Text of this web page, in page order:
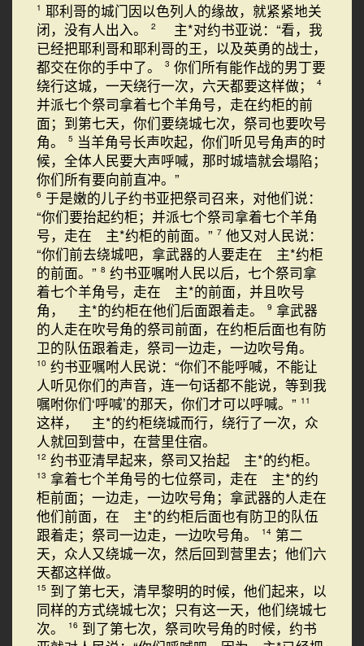
1 耶利哥的城门因以色列人的缘故，就紧紧地关
闭，没有人出入。
2
主*对约书亚说：“看，我
已经把耶利哥和耶利哥的王，以及英勇的战士，
都交在你的手中了。
3 你们所有能作战的男丁要
绕行这城，一天绕行一次，六天都要这样做；
4
并派七个祭司拿着七个羊角号，走在约柜的前
面；到第七天，你们要绕城七次，祭司也要吹号
角。
5 当羊角号长声吹起，你们听见号角声的时
候，全体人民要大声呼喊，那时城墙就会塌陷；
你们所有要向前直冲。”
6 于是嫩的儿子约书亚把祭司召来，对他们说：
“你们要抬起约柜；并派七个祭司拿着七个羊角
号，走在 主*约柜的前面。” 7 他又对人民说：
“你们前去绕城吧，拿武器的人要走在 主*约柜
的前面。” 8 约书亚嘱咐人民以后，七个祭司拿
着七个羊角号，走在 主*的前面，并且吹号
角， 主*的约柜在他们后面跟着走。
9 拿武器
的人走在吹号角的祭司前面，在约柜后面也有防
卫的队伍跟着走，祭司一边走，一边吹号角。
10 约书亚嘱咐人民说：“你们不能呼喊，不能让
人听见你们的声音，连一句话都不能说，等到我
嘱咐你们‘呼喊’的那天，你们才可以呼喊。” 11
这样， 主*的约柜绕城而行，绕行了一次，众
人就回到营中，在营里住宿。
12 约书亚清早起来，祭司又抬起 主*的约柜。
13 拿着七个羊角号的七位祭司，走在 主*的约
柜前面；一边走，一边吹号角；拿武器的人走在
他们前面，在 主*的约柜后面也有防卫的队伍
跟着走；祭司一边走，一边吹号角。
14 第二
天，众人又绕城一次，然后回到营里去；他们六
天都这样做。
15 到了第七天，清早黎明的时候，他们起来，以
同样的方式绕城七次；只有这一天，他们绕城七
次。
16 到了第七次，祭司吹号角的时候，约书